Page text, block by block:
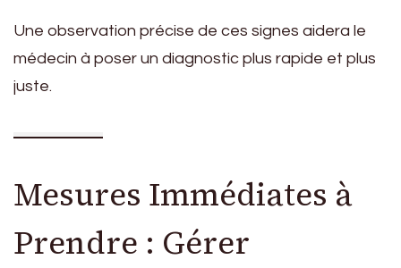
Une observation précise de ces signes aidera le
médecin à poser un diagnostic plus rapide et plus
juste.
Mesures Immédiates à
Prendre : Gérer